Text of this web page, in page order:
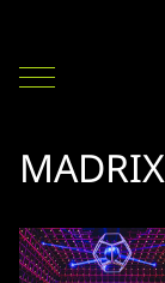
Mobile Menu